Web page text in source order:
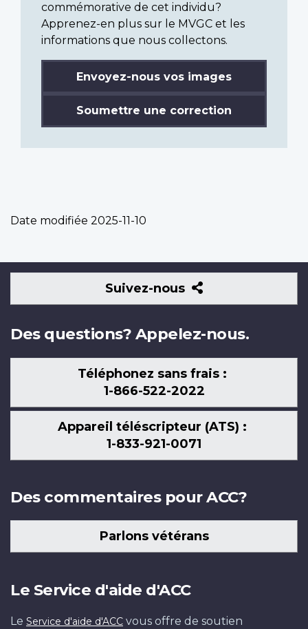
commémorative de cet individu?
Apprenez-en plus sur le MVGC et les
informations que nous collectons.
Envoyez-nous vos images
Soumettre une correction
Date modifiée 2025-11-10
Suivez-nous
Suivez-
nous
Des questions? Appelez-nous.
Téléphonez sans frais :
1-866-522-2022
Appareil téléscripteur (ATS) :
1-833-921-0071
Des commentaires pour ACC?
Parlons vétérans
Le Service d'aide d'ACC
Le Service d'aide d'ACC vous offre de soutien